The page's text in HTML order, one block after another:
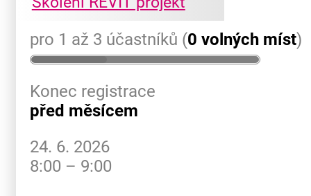
pro 1 až 3 účastníků (0 volných míst)
Konec registrace
před měsícem
24. 6. 2026
8:00 – 9:00